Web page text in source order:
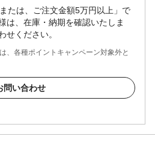
たは、ご注文金額5万円以上」で
は、在庫・納期を確認いたしま
せください。
、各種ポイントキャンペーン対象外と
問い合わせ